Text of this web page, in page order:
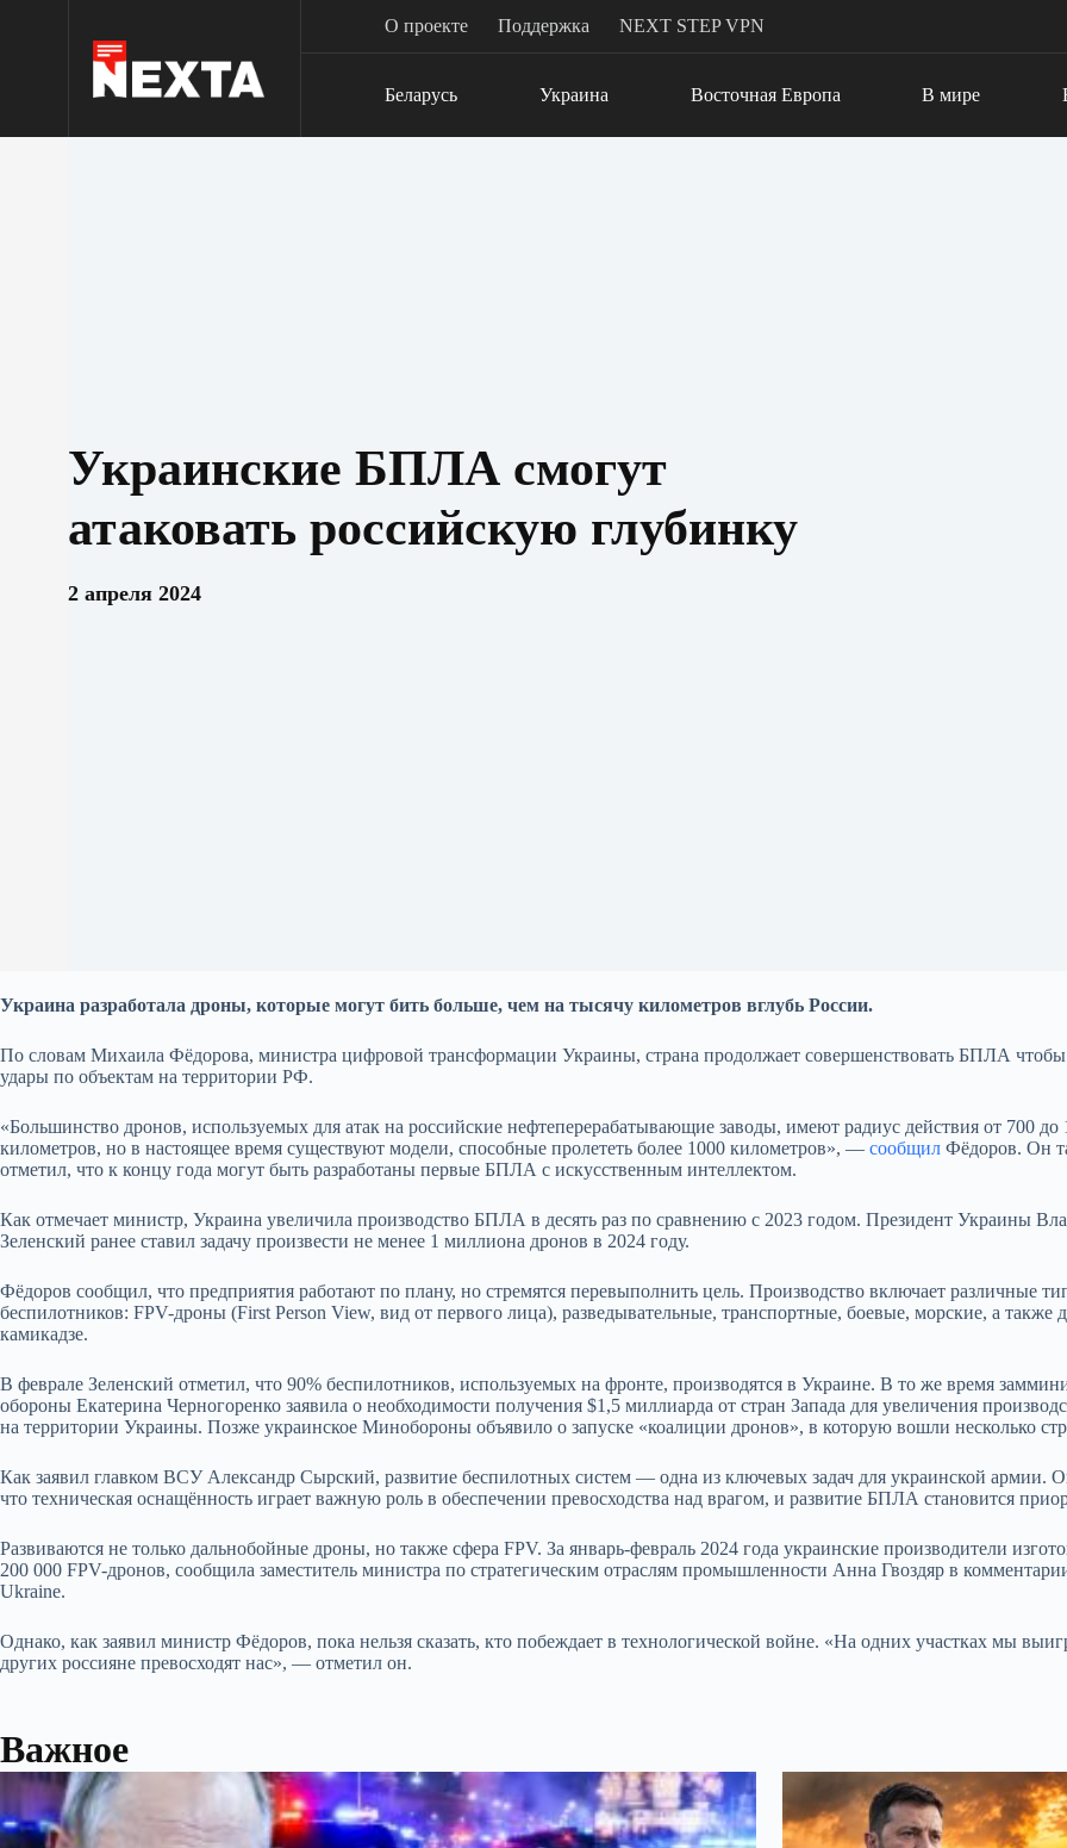
О проекте Поддержка NEXT STEP VPN
Беларусь Украина Восточная Европа В мире
Украинские БПЛА смогут
атаковать российскую глубинку
2 апреля 2024
Украина разработала дроны, которые могут бить больше, чем на тысячу километров вглубь России.
По словам Михаила Фёдорова, министра цифровой трансформации Украины, страна продолжает совершенствовать БПЛА чтобы
удары по объектам на территории РФ.
«Большинство дронов, используемых для атак на российские нефтеперерабатывающие заводы, имеют радиус действия от 700 до
километров, но в настоящее время существуют модели, способные пролететь более 1000 километров», — сообщил Фёдоров. Он
отметил, что к концу года могут быть разработаны первые БПЛА с искусственным интеллектом.
Как отмечает министр, Украина увеличила производство БПЛА в десять раз по сравнению с 2023 годом. Президент Украины
Зеленский ранее ставил задачу произвести не менее 1 миллиона дронов в 2024 году.
Фёдоров сообщил, что предприятия работают по плану, но стремятся перевыполнить цель. Производство включает различные
беспилотников: FPV-дроны (First Person View, вид от первого лица), разведывательные, транспортные, боевые, морские, а также
камикадзе.
В феврале Зеленский отметил, что 90% беспилотников, используемых на фронте, производятся в Украине. В то же время
обороны Екатерина Черногоренко заявила о необходимости получения $1,5 миллиарда от стран Запада для увеличения
на территории Украины. Позже украинское Минобороны объявило о запуске «коалиции дронов», в которую вошли несколько
Как заявил главком ВСУ Александр Сырский, развитие беспилотных систем — одна из ключевых задач для украинской армии.
что техническая оснащённость играет важную роль в обеспечении превосходства над врагом, и развитие БПЛА становится
Развиваются не только дальнобойные дроны, но также сфера FPV. За январь-февраль 2024 года украинские производители
200 000 FPV-дронов, сообщила заместитель министра по стратегическим отраслям промышленности Анна Гвоздяр в
Ukraine.
Однако, как заявил министр Фёдоров, пока нельзя сказать, кто побеждает в технологической войне. «На одних участках мы
других россияне превосходят нас», — отметил он.
Важное